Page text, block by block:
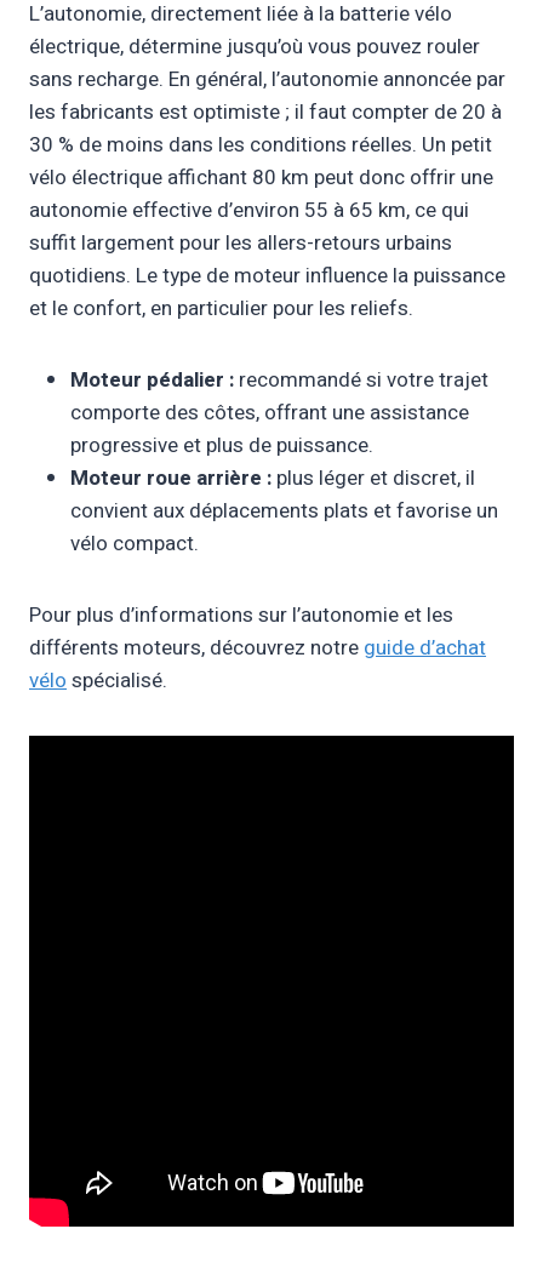
L’autonomie, directement liée à la batterie vélo
électrique, détermine jusqu’où vous pouvez rouler
sans recharge. En général, l’autonomie annoncée par
les fabricants est optimiste ; il faut compter de 20 à
30 % de moins dans les conditions réelles. Un petit
vélo électrique affichant 80 km peut donc offrir une
autonomie effective d’environ 55 à 65 km, ce qui
suffit largement pour les allers-retours urbains
quotidiens. Le type de moteur influence la puissance
et le confort, en particulier pour les reliefs.
Moteur pédalier : recommandé si votre trajet
comporte des côtes, offrant une assistance
progressive et plus de puissance.
Moteur roue arrière : plus léger et discret, il
convient aux déplacements plats et favorise un
vélo compact.
Pour plus d’informations sur l’autonomie et les
différents moteurs, découvrez notre guide d’achat
vélospécialisé.